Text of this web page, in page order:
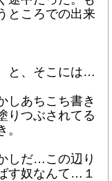
ところでの出来
と、そこには…
しあちこち書き
りつぶされてる
しだ…この辺り
す奴なんて…１